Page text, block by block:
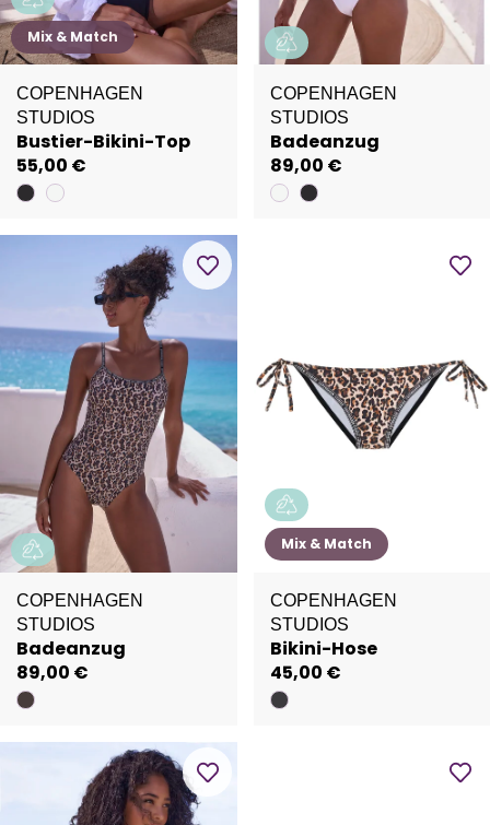
Mix & Match
COPENHAGEN
STUDIOS
Bustier-Bikini-Top
55,00 €
COPENHAGEN
STUDIOS
Badeanzug
89,00 €
COPENHAGEN
STUDIOS
Badeanzug
89,00 €
Mix & Match
COPENHAGEN
STUDIOS
Bikini-Hose
45,00 €